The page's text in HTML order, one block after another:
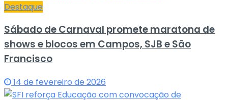
Destaque
Sábado de Carnaval promete maratona de
shows e blocos em Campos, SJB e São
Francisco
14 de fevereiro de 2026